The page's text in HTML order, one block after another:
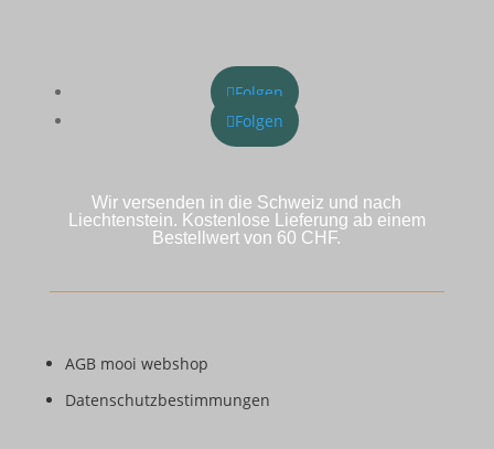
Folgen
Folgen
Wir versenden in die Schweiz und nach
Liechtenstein. Kostenlose Lieferung ab einem
Bestellwert von 60 CHF.
AGB mooi webshop
Datenschutzbestimmungen